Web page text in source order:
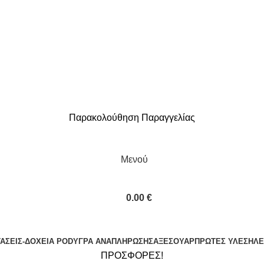
Παρακολούθηση Παραγγελίας
Μενού
0.00 €
ΔΟΧΕΊΑ PODΥΓΡΆ ΑΝΑΠΛΉΡΩΣΗΣΑΞΕΣΟΥΆΡΠΡΏΤΕΣ ΎΛΕΣ
ΠΡΟΣΦΟΡΕΣ!